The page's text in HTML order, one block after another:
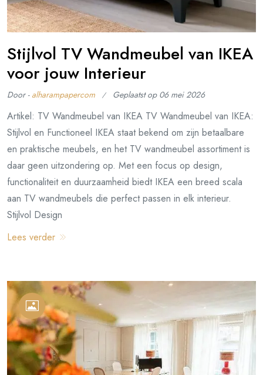
Stijlvol TV Wandmeubel van IKEA
voor jouw Interieur
Door - alharampapercom Geplaatst op 06 mei 2026
Artikel: TV Wandmeubel van IKEA TV Wandmeubel van IKEA:
Stijlvol en Functioneel IKEA staat bekend om zijn betaalbare
en praktische meubels, en het TV wandmeubel assortiment is
daar geen uitzondering op. Met een focus op design,
functionaliteit en duurzaamheid biedt IKEA een breed scala
aan TV wandmeubels die perfect passen in elk interieur.
Stijlvol Design
Lees verder